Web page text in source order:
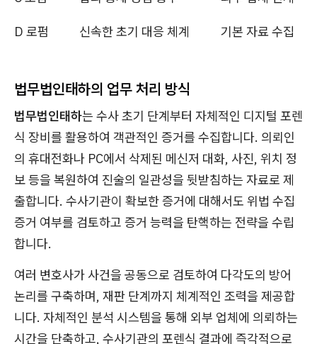
D 로펌 신속한 초기 대응 체계 기본 자료 수집
법무법인태하의 업무 처리 방식
법무법인태하는 수사 초기 단계부터 자체적인 디지털 포렌
식 장비를 활용하여 객관적인 증거를 수집합니다. 의뢰인
의 휴대전화나 PC에서 삭제된 메신저 대화, 사진, 위치 정
보 등을 복원하여 진술의 일관성을 뒷받침하는 자료로 제
출합니다. 수사기관이 확보한 증거에 대해서도 위법 수집
증거 여부를 검토하고 증거 능력을 탄핵하는 전략을 수립
합니다.
여러 변호사가 사건을 공동으로 검토하여 다각도의 방어
논리를 구축하며, 재판 단계까지 체계적인 조력을 제공합
니다. 자체적인 분석 시스템을 통해 외부 업체에 의뢰하는
시간을 단축하고, 수사기관의 포렌식 결과에 즉각적으로